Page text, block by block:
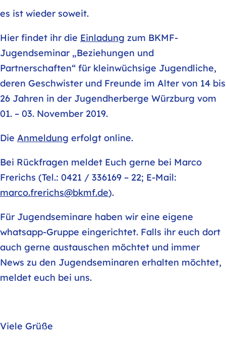
es ist wieder soweit.
Hier findet ihr die Einladung zum BKMF-
Jugendseminar „Beziehungen und
Partnerschaften“ für kleinwüchsige Jugendliche,
deren Geschwister und Freunde im Alter von 14 bis
26 Jahren in der Jugendherberge Würzburg vom
01. – 03. November 2019.
Die Anmeldung erfolgt online.
Bei Rückfragen meldet Euch gerne bei Marco
Frerichs (Tel.: 0421 / 336169 – 22; E-Mail:
marco.frerichs@bkmf.de).
Für Jugendseminare haben wir eine eigene
whatsapp-Gruppe eingerichtet. Falls ihr euch dort
auch gerne austauschen möchtet und immer
News zu den Jugendseminaren erhalten möchtet,
meldet euch bei uns.
Viele Grüße